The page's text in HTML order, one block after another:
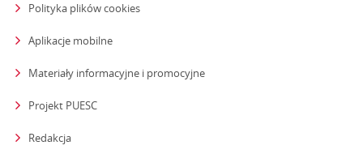
Polityka plików cookies
Aplikacje mobilne
Materiały informacyjne i promocyjne
Projekt PUESC
Redakcja